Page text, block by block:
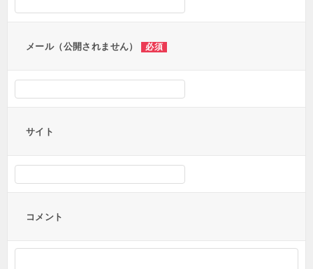
メール（公開されません） 必須
サイト
コメント